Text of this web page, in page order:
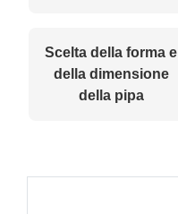
Scelta della forma e
della dimensione
della pipa